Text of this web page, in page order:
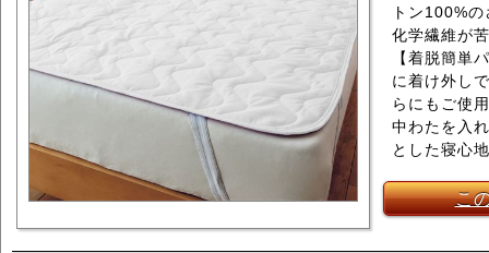
トン100%
化学繊維が
【着脱簡単
に着け外し
らにもご使
中わたを入
とした寝心
こ